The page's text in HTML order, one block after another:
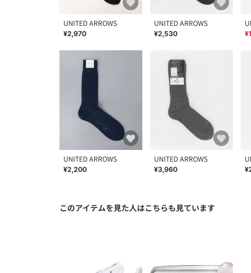
UNITED ARROWS
¥2,970
UNITED ARROWS
¥2,530
UNITED ARROWS
¥2,200
UNITED ARROWS
¥3,960